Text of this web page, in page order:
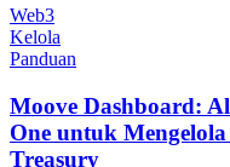
Web3
Kelola
Panduan
Moove Dashboard:
One untuk
Treasury